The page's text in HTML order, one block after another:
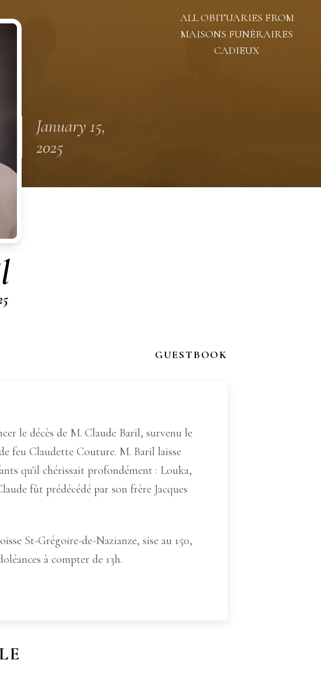
ALL OBITUARIES FROM
MAISONS FUNÉRAIRES
CADIEUX
January 15,
2025
GUESTBOOK
le décès de M. Claude Baril, survenu le
feu Claudette Couture. M. Baril laisse
qu'il chérissait profondément : Louka,
fût prédécédé par son frère Jacques
St-Grégoire-de-Nazianze, sise au 150,
à compter de 13h.